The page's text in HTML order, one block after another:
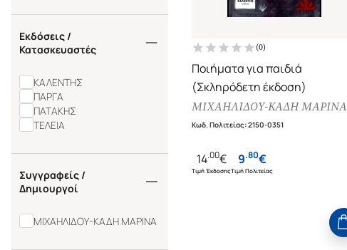
Εκδόσεις /
Κατασκευαστές
ΚΑΛΕΝΤΗΣ
ΠΑΡΓΑ
ΠΑΤΑΚΗΣ
ΤΕΛΕΙΑ
Συγγραφείς /
Δημιουργοί
ΜΙΧΑΗΛΙΔΟΥ-ΚΑΔΗ ΜΑΡΙΝΑ
(0)
Ποιήματα για παιδιά
(Σκληρόδετη έκδοση)
ΜΙΧΑΗΛΙΔΟΥ-ΚΑΔΗ ΜΑΡΙΝΑ
Κωδ. Πολιτείας:2150-0351
14.00€
Τιμή Έκδοσης
9.80€
Τιμή Πολιτείας